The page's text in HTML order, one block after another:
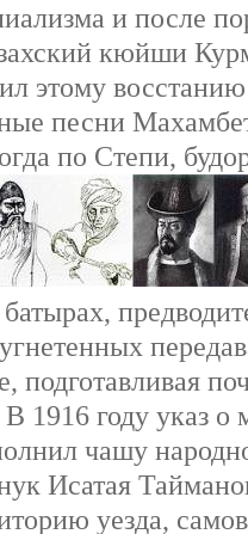
и после
кюйши
этому
песни
по Степи,
подготавливая
1916 году указ о
чашу
Исатая
уезда,